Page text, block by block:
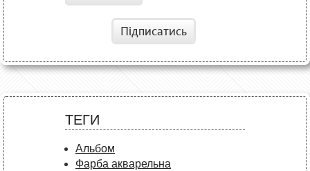
Підписатись
ТЕГИ
Альбом
Фарба акварельна